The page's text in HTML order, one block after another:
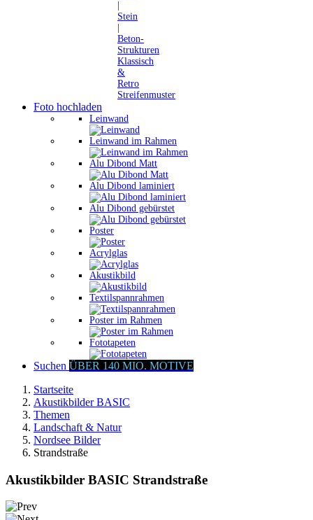
Stein
Beton-
Strukturen
Klassisch
&
Retro
Streifenmuster
Foto hochladen
Leinwand
Leinwand im Rahmen
Alu Dibond Matt
Alu Dibond laminiert
Alu Dibond gebürstet
Poster
Acrylglas
Akustikbild
Textilspannrahmen
Poster im Rahmen
Fototapeten
Suchen ÜBER 140 MIO. MOTIVE
Startseite
Akustikbilder BASIC
Themen
Landschaft & Natur
Nordsee Bilder
Strandstraße
Akustikbilder BASIC Strandstraße